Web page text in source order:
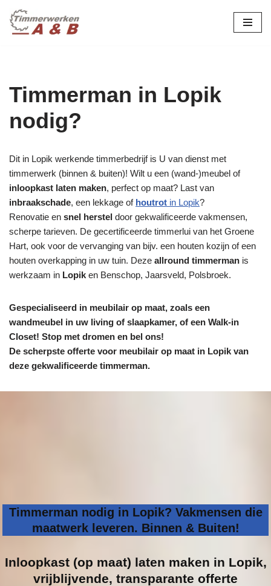
Ga
Timmerman in Lopik
nodig?
Dit in Lopik werkende timmerbedrijf is U van dienst met
timmerwerk (binnen & buiten)! Wilt u een (wand-)meubel of
inloopkast laten maken, perfect op maat? Last van
inbraakschade, een lekkage of houtrot in Lopik?
Renovatie en snel herstel door gekwalificeerde vakmensen,
scherpe tarieven. De gecertificeerde timmerlui van het Groene
Hart, ook voor de vervanging van bijv. een houten kozijn of een
houten overkapping in uw tuin. Deze allround timmerman is
werkzaam in Lopik en Benschop, Jaarsveld, Polsbroek.
Gespecialiseerd in meubilair op maat, zoals een
wandmeubel in uw living of slaapkamer, of een Walk-in
Closet! Stop met dromen en bel ons!
De scherpste offerte voor meubilair op maat in Lopik van
deze gekwalificeerde timmerman.
Timmerman nodig in Lopik? Vakmensen die
maatwerk leveren. Binnen & Buiten!
Inloopkast (op maat) laten maken in Lopik,
vrijblijvende, transparante offerte